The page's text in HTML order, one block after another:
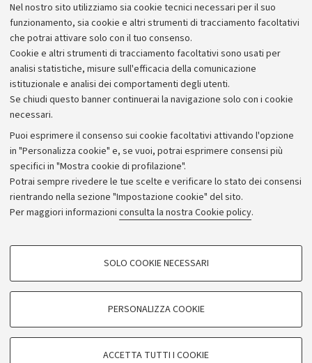
Nel nostro sito utilizziamo sia cookie tecnici necessari per il suo
funzionamento, sia cookie e altri strumenti di tracciamento facoltativi
che potrai attivare solo con il tuo consenso.
Cookie e altri strumenti di tracciamento facoltativi sono usati per
analisi statistiche, misure sull'efficacia della comunicazione
istituzionale e analisi dei comportamenti degli utenti.
Se chiudi questo banner continuerai la navigazione solo con i cookie
necessari.
Puoi esprimere il consenso sui cookie facoltativi attivando l'opzione
in "Personalizza cookie" e, se vuoi, potrai esprimere consensi più
specifici in "Mostra cookie di profilazione".
Potrai sempre rivedere le tue scelte e verificare lo stato dei consensi
rientrando nella sezione "Impostazione cookie" del sito.
Per maggiori informazioni consulta la nostra Cookie policy.
COOKIE DI PROFILAZIONE - FACOLTATIVI
COOKIE TECNICI - NECESSARI
SOLO COOKIE NECESSARI
PERSONALIZZA COOKIE
ACCETTA TUTTI I COOKIE
La conferenza è organizzata dal prof. Renzo Orsi del
dipartimento di Scienze economiche dell’Alma Mater.
Archivio
Comunicati stampa
Redazione
Rassegna stampa
© Copyright 2026 - ALMA MATER STUDIORUM - Università di
Bologna - Via Zamboni, 33 - 40126 Bologna - PI: 01131710376 -
CF: 80007010376